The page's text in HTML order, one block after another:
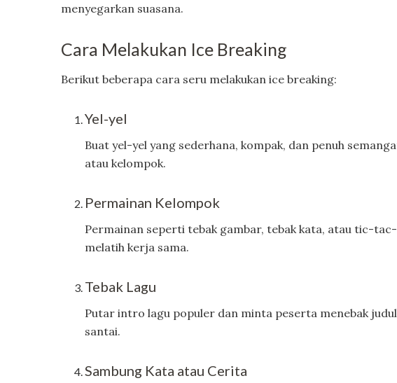
menyegarkan suasana.
Cara Melakukan Ice Breaking
Berikut beberapa cara seru melakukan ice breaking:
Yel-yel
Buat yel-yel yang sederhana, kompak, dan penuh
atau kelompok.
Permainan Kelompok
Permainan seperti tebak gambar, tebak kata, atau tic-
melatih kerja sama.
Tebak Lagu
Putar intro lagu populer dan minta peserta menebak
santai.
Sambung Kata atau Cerita